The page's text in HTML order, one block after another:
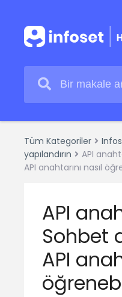
Tüm Kategoriler
yapılandırın
API
API anahtarını nasıl
API
Sohbet
API